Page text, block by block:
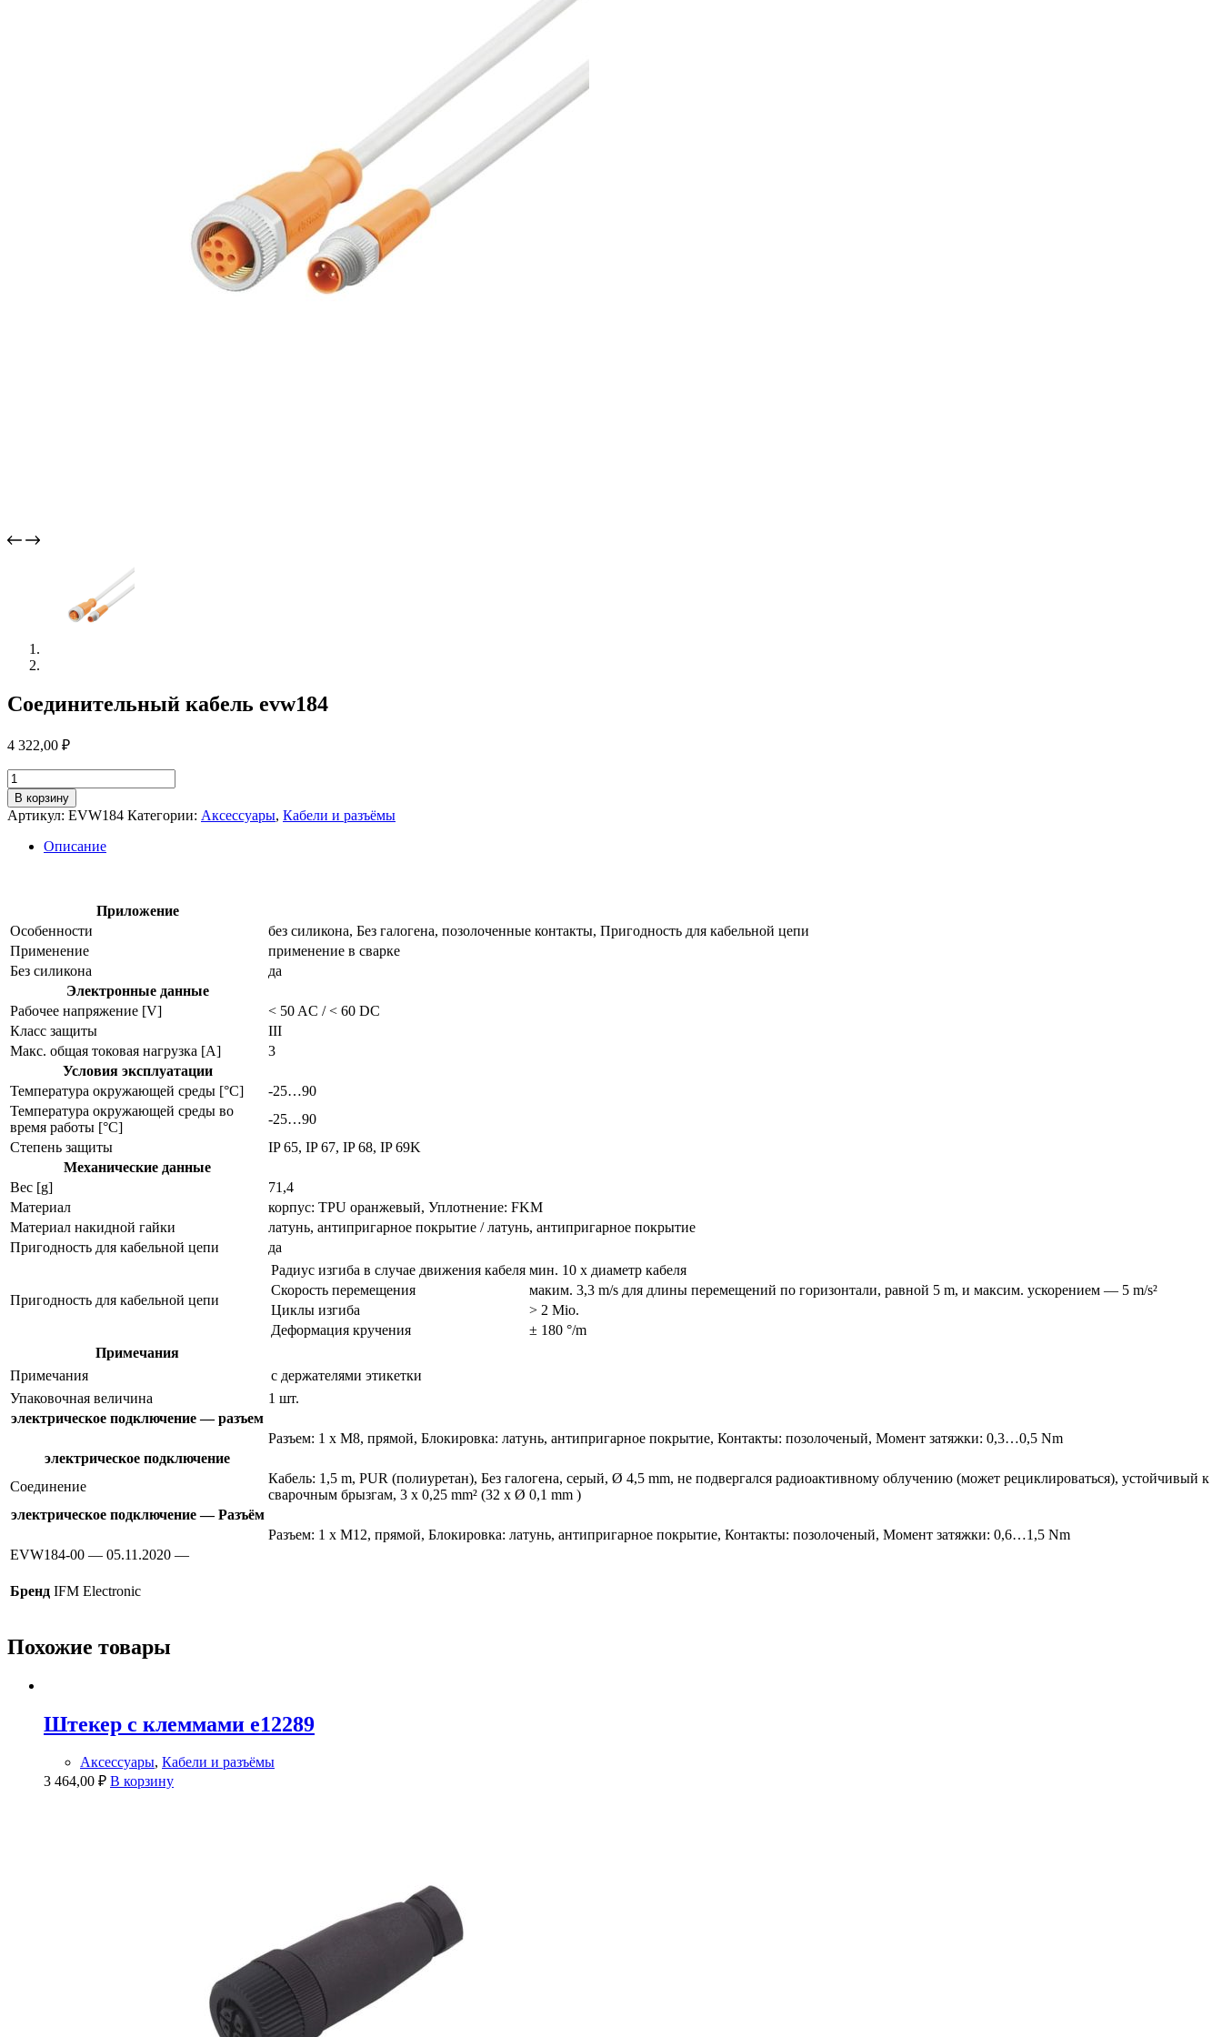
Соединительный кабель evw184
4 322,00 ₽
Количество
товара
Соединительный
кабель
evw184
В корзину
Артикул: EVW184 Категории: Аксессуары, Кабели и разъёмы
Описание
Приложение
Особенности
без силикона, Без галогена, позолоченные контакты, Пригодность для кабельной цепи
Применение
применение в сварке
Без силикона
да
Электронные данные
Рабочее напряжение [V]
< 50 AC / < 60 DC
Класс защиты
III
Макс. общая токовая нагрузка [A]
3
Условия эксплуатации
Температура окружающей среды [°C]
-25…90
Температура окружающей среды во
время работы [°C]
-25…90
Степень защиты
IP 65, IP 67, IP 68, IP 69K
Механические данные
Вес [g]
71,4
Материал
корпус: TPU оранжевый, Уплотнение: FKM
Материал накидной гайки
латунь, антипригарное покрытие / латунь, антипригарное покрытие
Пригодность для кабельной цепи
да
Пригодность для кабельной цепи
Радиус изгиба в случае движения кабеля мин. 10 x диаметр кабеля
Скорость перемещения
маким. 3,3 m/s для длины перемещений по горизонтали, равной 5 m, и максим. ускорением — 5 m/s²
Циклы изгиба
> 2 Mio.
Деформация кручения
± 180 °/m
Примечания
Примечания
с держателями этикетки
Упаковочная величина
1 шт.
электрическое подключение — разъем
Разъем: 1 x M8, прямой, Блокировка: латунь, антипригарное покрытие, Контакты: позолоченый, Момент затяжки: 0,3…0,5 Nm
электрическое подключение
Соединение
Кабель: 1,5 m, PUR (полиуретан), Без галогена, серый, Ø 4,5 mm, не подвергался радиоактивному облучению (может рециклироваться), устойчивый к
сварочным брызгам, 3 x 0,25 mm² (32 x Ø 0,1 mm )
электрическое подключение — Разъём
Разъем: 1 x M12, прямой, Блокировка: латунь, антипригарное покрытие, Контакты: позолоченый, Момент затяжки: 0,6…1,5 Nm
EVW184-00 — 05.11.2020 —
Бренд IFM Electronic
Похожие товары
Штекер с клеммами e12289
Аксессуары, Кабели и разъёмы
3 464,00 ₽ В корзину